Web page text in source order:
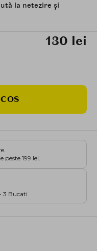
la netezire și
130 lei
199 lei.
3 Bucati